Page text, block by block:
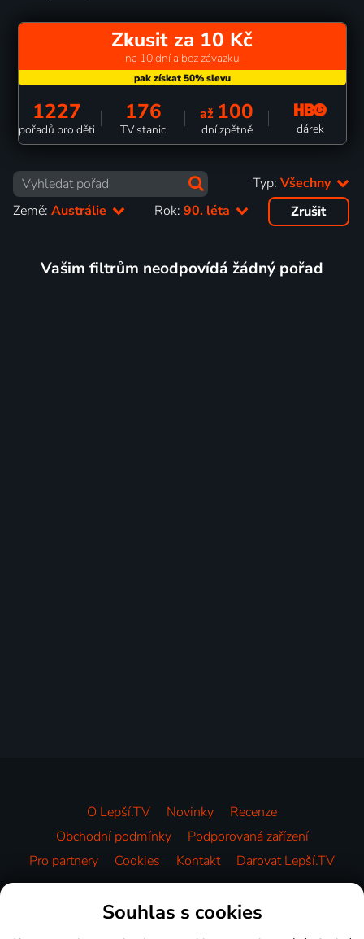
Zkusit za 10 Kč
na 10 dní a bez závazku
1227
pořadů pro děti
176
TV stanic
až 100
dní zpětně dárek
Typ: Všechny
Země: Austrálie Rok:90. léta Zrušit
Vašim filtrům neodpovídá žádný pořad
O Lepší.TV Novinky
Recenze
Obchodní podmínky
Podporovaná zařízení
Pro partnery
Cookies Kontakt Darovat Lepší.TV
Videotéka
Souhlas s cookies